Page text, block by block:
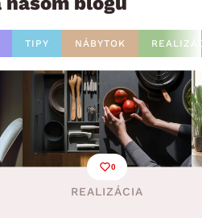
TIPY NÁBYTOK
0
REALIZÁCIA